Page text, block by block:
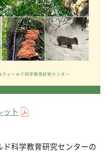
ット
科学教育研究センターの